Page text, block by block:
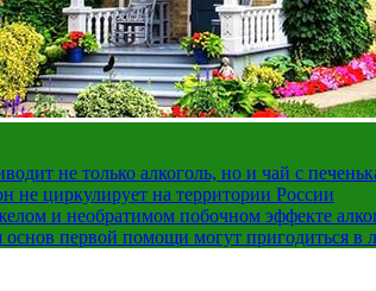
не только алкоголь, но и чай с
не циркулирует на территории России
и необратимом побочном эффекте
основ первой помощи могут пригодиться в